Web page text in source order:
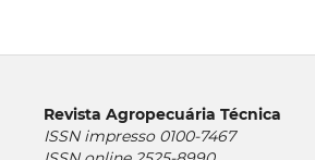
Revista Agropecuária Técnica
ISSN impresso 0100-7467